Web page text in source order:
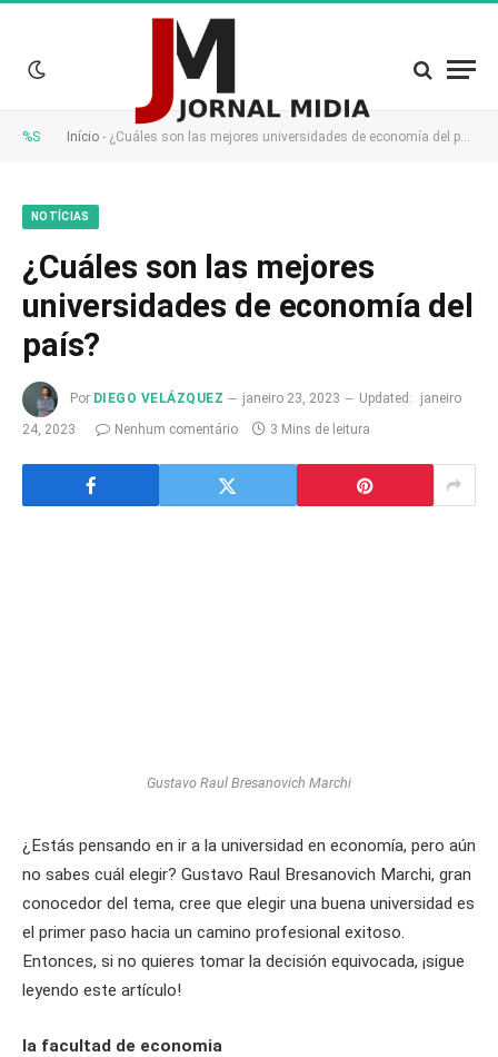
%S Início - ¿Cuáles son las mejores universidades de economía del país?
NOTÍCIAS
¿Cuáles son las mejores
universidades de economía del
país?
Por DIEGO VELÁZQUEZ janeiro 23, 2023 Updated:
janeiro
24, 2023
Nenhum comentário 3 Mins de leitura
Gustavo Raul Bresanovich Marchi
¿Estás pensando en ir a la universidad en economía, pero aún
no sabes cuál elegir? Gustavo Raul Bresanovich Marchi, gran
conocedor del tema, cree que elegir una buena universidad es
el primer paso hacia un camino profesional exitoso.
Entonces, si no quieres tomar la decisión equivocada, ¡sigue
leyendo este artículo!
la facultad de economia